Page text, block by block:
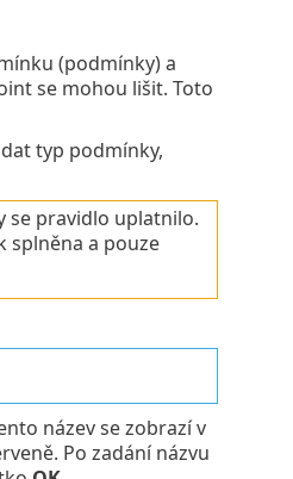
(podmínky) a
se mohou lišit. Toto
typ podmínky,
se pravidlo uplatnilo.
splněna a pouze
název se zobrazí v
Po zadání názvu